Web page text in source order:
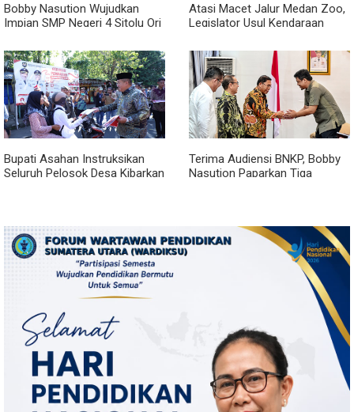
Bobby Nasution Wujudkan
Impian SMP Negeri 4 Sitolu Ori
Atasi Macet Jalur Medan Zoo,
Legislator Usul Kendaraan
Royal Sumatera
Bupati Asahan Instruksikan
Seluruh Pelosok Desa Kibarkan
Terima Audiensi BNKP, Bobby
Nasution Paparkan Tiga